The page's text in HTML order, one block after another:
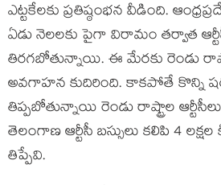
ఎట్ట‌కేల‌కు ప్ర‌తిష్ఠంభ‌న వీడింది.
ఏడు నెల‌ల‌కు పైగా విరామం త‌ర్వాత
తిర‌గ‌బోతున్నాయి. ఈ మేర‌కు రెండు
అవ‌గాహ‌న కుదిరింది. కాక‌పోతే కొన్ని
తిప్ప‌బోతున్నాయి రెండు రాష్ట్రాల
తెలంగాణ ఆర్టీసీ బ‌స్సులు క‌లిపి 4
తిప్పేవి.